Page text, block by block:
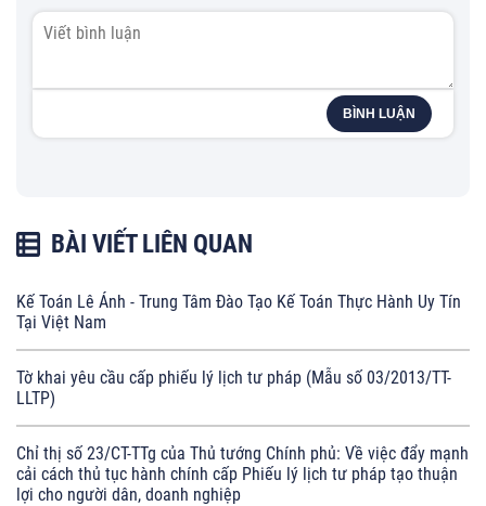
BÌNH LUẬN
BÀI VIẾT LIÊN QUAN
Kế Toán Lê Ánh - Trung Tâm Đào Tạo Kế Toán Thực Hành Uy Tín
Tại Việt Nam
Tờ khai yêu cầu cấp phiếu lý lịch tư pháp (Mẫu số 03/2013/TT-
LLTP)
Chỉ thị số 23/CT-TTg của Thủ tướng Chính phủ: Về việc đẩy mạnh
cải cách thủ tục hành chính cấp Phiếu lý lịch tư pháp tạo thuận
lợi cho người dân, doanh nghiệp